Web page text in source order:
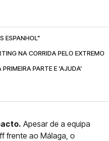
ESPANHOL"
NA CORRIDA PELO EXTREMO
PARTE E 'AJUDA'
Apesar de a equipa
frente ao Málaga, o